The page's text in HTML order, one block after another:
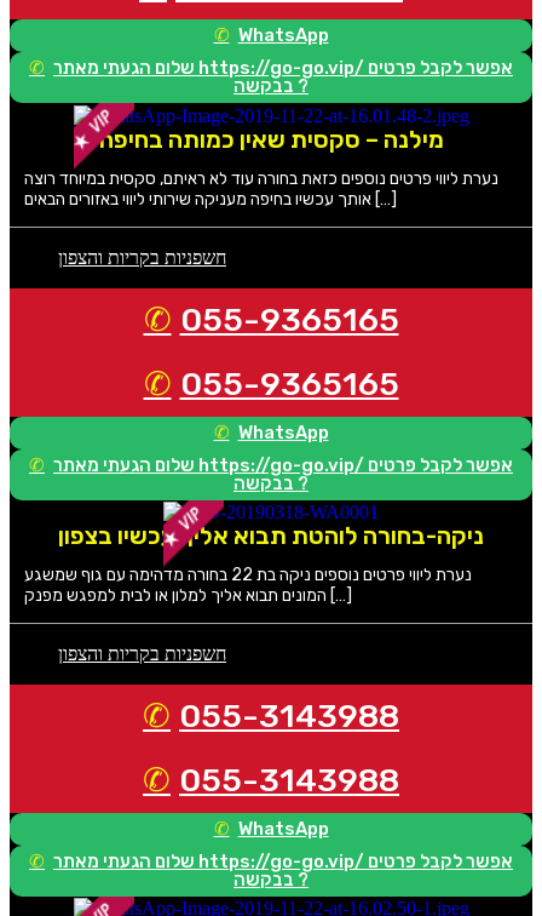
WhatsApp
שלום הגעתי מאתר https://go-go.vip/ אפשר לקבל פרטים
בבקשה ?
מילנה – סקסית שאין כמותה בחיפה
נערת ליווי פרטים נוספים כזאת בחורה עוד לא ראיתם, סקסית במיוחד רוצה
אותך עכשיו בחיפה מעניקה שירותי ליווי באזורים הבאים […]
חשפניות בקריות והצפון
055-9365165
055-9365165
WhatsApp
שלום הגעתי מאתר https://go-go.vip/ אפשר לקבל פרטים
בבקשה ?
ניקה-בחורה לוהטת תבוא אליך עכשיו בצפון
נערת ליווי פרטים נוספים ניקה בת 22 בחורה מדהימה עם גוף שמשגע
המונים תבוא אליך למלון או לבית למפגש מפנק […]
חשפניות בקריות והצפון
055-3143988
055-3143988
WhatsApp
שלום הגעתי מאתר https://go-go.vip/ אפשר לקבל פרטים
בבקשה ?